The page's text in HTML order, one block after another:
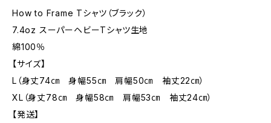
How to Frame Tシャツ（ブラック）
7.4oz スーパーヘビーTシャツ生地
綿100％
【サイズ】
L（身丈74㎝ 身幅55㎝ 肩幅50㎝ 袖丈22㎝）
XL（身丈78㎝ 身幅58㎝ 肩幅53㎝ 袖丈24㎝）
【発送】